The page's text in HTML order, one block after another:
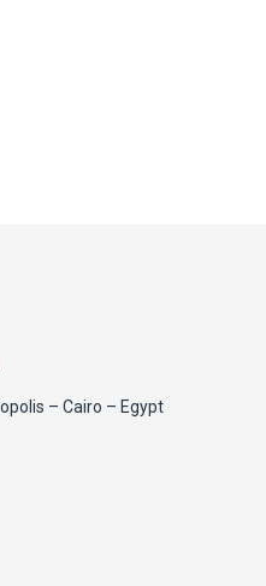
– Cairo – Egypt